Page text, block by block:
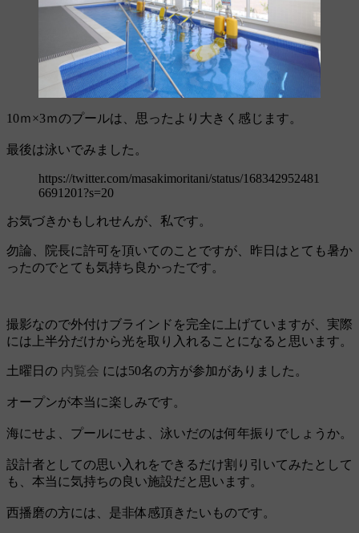
10ｍ×3ｍのプールは、思ったより大きく感じます。
最後は泳いでみました。
https://twitter.com/masakimoritani/status/168342952481
6691201?s=20
お気づきかもしれせんが、私です。
勿論、院長に許可を頂いてのことですが、昨日はとても暑か
ったのでとても気持ち良かったです。
撮影なので外付けブラインドを完全に上げていますが、実際
には上半分だけから光を取り入れることになると思います。
土曜日の 内覧会 には50名の方が参加がありました。
オープンが本当に楽しみです。
海にせよ、プールにせよ、泳いだのは何年振りでしょうか。
設計者としての思い入れをできるだけ割り引いてみたとして
も、本当に気持ちの良い施設だと思います。
西播磨の方には、是非体感頂きたいものです。